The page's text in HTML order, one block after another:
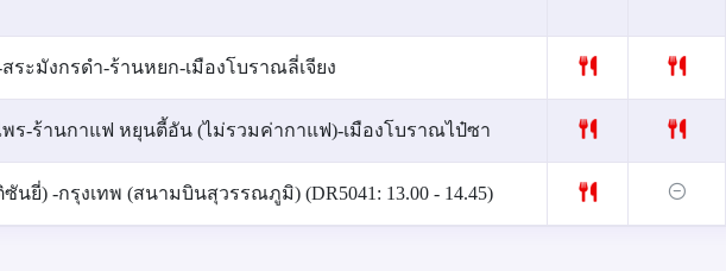
ระมังกรดำ-ร้านหยก-เมืองโบราณลี่เจียง
ร-ร้านกาแฟ หยุนตี้อัน (ไม่รวมค่ากาแฟ)-เมืองโบราณไป๋ซา
นยี่) -กรุงเทพ (สนามบินสุวรรณภูมิ) (DR5041: 13.00 - 14.45)